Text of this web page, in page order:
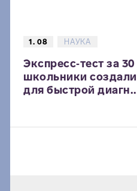
1. 08 НАУКА
Экспресс‑тест за
школьники
для быстрой